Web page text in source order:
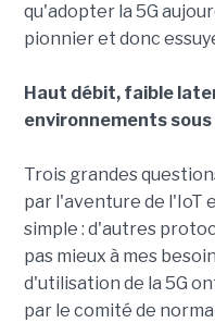
qu'adopter la 5G
pionnier et donc
Haut débit, faible
environnements sous
Trois grandes
par l'aventure de l'IoT
simple : d'autres
pas mieux à mes
d'utilisation de la 5G
par le comité de